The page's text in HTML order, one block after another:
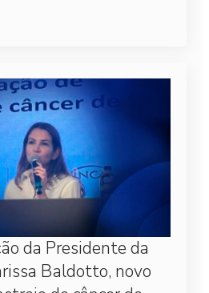
da Presidente da
Baldotto, novo